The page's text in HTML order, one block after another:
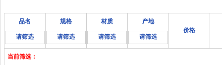
品名
请筛选
规格
请筛选
材质
请筛选
产地
请筛选
价格
当前筛选：